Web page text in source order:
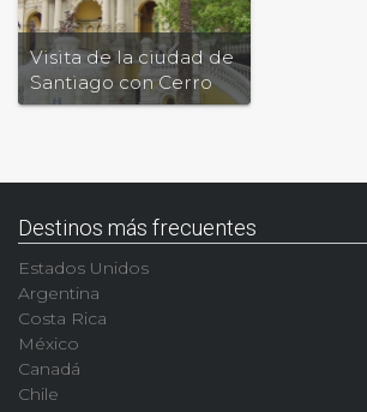
Visita de la ciudad de
Santiago con Cerro
San Cristobal
Destinos más frecuentes
Estados Unidos
Argentina
Costa Rica
México
Canadá
Chile